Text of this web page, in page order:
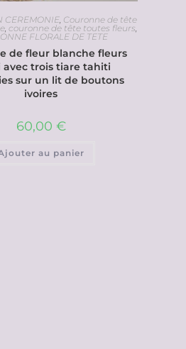
CEREMONIE, Couronne de tête
, couronne de tête toutes fleurs
FLORALE DE TETE
de fleur blanche fleurs
avec trois tiare tahiti
sur un lit de boutons
ivoires
60,00 €
au panier